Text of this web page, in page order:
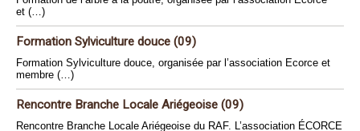
et (…)
Formation Sylviculture douce (09)
Formation Sylviculture douce, organisée par l’association Ecorce et
membre (…)
Rencontre Branche Locale Ariégeoise (09)
Rencontre Branche Locale Ariégeoise du RAF. L’association ÉCORCE